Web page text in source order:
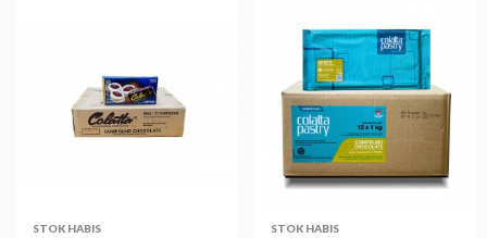
STOK HABIS STOK HABIS